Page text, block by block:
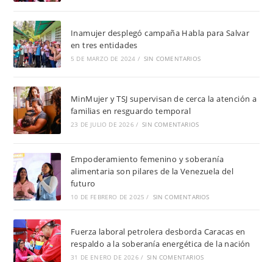
Inamujer desplegó campaña Habla para Salvar
en tres entidades
5 DE MARZO DE 2024 / SIN COMENTARIOS
MinMujer y TSJ supervisan de cerca la atención a
familias en resguardo temporal
23 DE JULIO DE 2026 / SIN COMENTARIOS
Empoderamiento femenino y soberanía
alimentaria son pilares de la Venezuela del
futuro
10 DE FEBRERO DE 2025 / SIN COMENTARIOS
Fuerza laboral petrolera desborda Caracas en
respaldo a la soberanía energética de la nación
31 DE ENERO DE 2026 / SIN COMENTARIOS